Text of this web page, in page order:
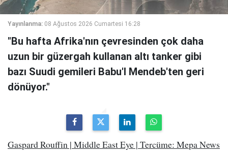
Yayınlanma: 08 Ağustos 2026 Cumartesi 16:28
"Bu hafta Afrika'nın çevresinden çok daha
uzun bir güzergah kullanan altı tanker gibi
bazı Suudi gemileri Babu'l Mendeb'ten geri
dönüyor."
Gaspard Rouffin | Middle East Eye | Tercüme: Mepa News